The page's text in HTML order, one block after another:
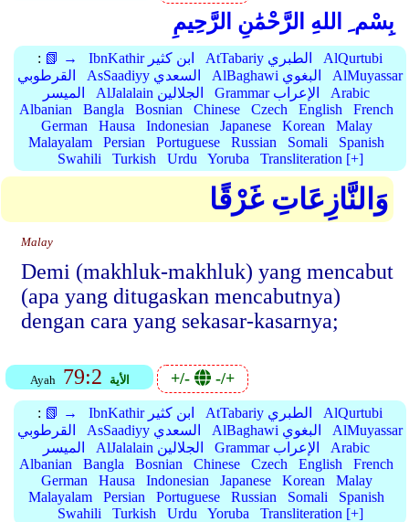
بِسْم ِ اللهِ الرَّحْمَٰنِ الرَّحِيمِ
: 📗 → IbnKathir ابن كثير AtTabariy الطبري
AlQurtubi
القرطوبي
AsSaadiyy السعدي AlBaghawi البغوي
AlMuyassar
الميسر
AlJalalain الجلالين Grammar الإعراب
Arabic
Albanian
Bangla Bosnian Chinese Czech English
French
German
Hausa Indonesian Japanese Korean
Malay
Malayalam
Persian Portuguese Russian Somali
Spanish
Swahili
Turkish Urdu Yoruba Transliteration [+]
وَالنَّازِعَاتِ غَرْقًا
Malay
Demi (makhluk-makhluk) yang mencabut
(apa yang ditugaskan mencabutnya)
dengan cara yang sekasar-kasarnya;
Ayah 79:2 الأية +/- -/+
: 📗 → IbnKathir ابن كثير AtTabariy الطبري
AlQurtubi
القرطوبي
AsSaadiyy السعدي AlBaghawi البغوي
AlMuyassar
الميسر
AlJalalain الجلالين Grammar الإعراب
Arabic
Albanian
Bangla Bosnian Chinese Czech English
French
German
Hausa Indonesian Japanese Korean
Malay
Malayalam
Persian Portuguese Russian Somali
Spanish
Swahili
Turkish Urdu Yoruba Transliteration [+]